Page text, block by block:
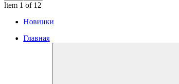
Item 1 of 12
Новинки
Главная